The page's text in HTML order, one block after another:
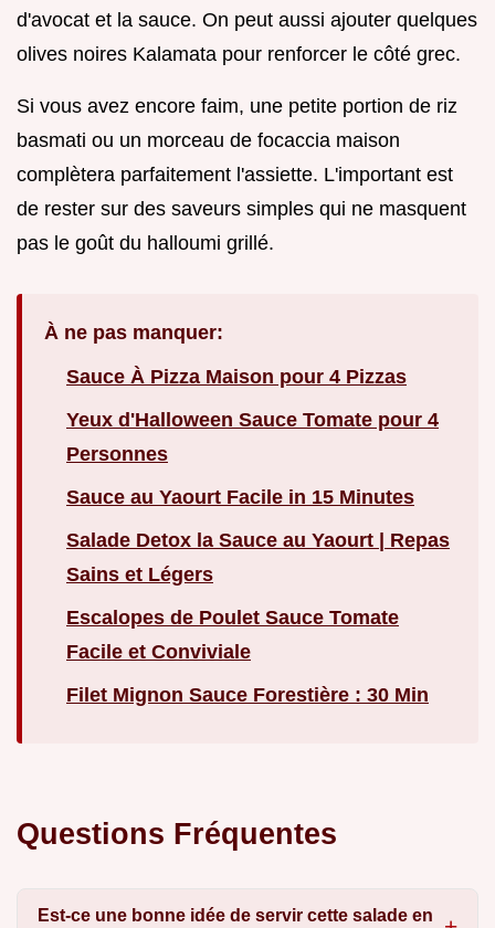
d'avocat et la sauce. On peut aussi ajouter quelques
olives noires Kalamata pour renforcer le côté grec.
Si vous avez encore faim, une petite portion de riz
basmati ou un morceau de focaccia maison
complètera parfaitement l'assiette. L'important est
de rester sur des saveurs simples qui ne masquent
pas le goût du halloumi grillé.
À ne pas manquer:
Sauce À Pizza Maison pour 4 Pizzas
Yeux d'Halloween Sauce Tomate pour 4
Personnes
Sauce au Yaourt Facile in 15 Minutes
Salade Detox la Sauce au Yaourt | Repas
Sains et Légers
Escalopes de Poulet Sauce Tomate
Facile et Conviviale
Filet Mignon Sauce Forestière : 30 Min
Questions Fréquentes
Est-ce une bonne idée de servir cette salade en